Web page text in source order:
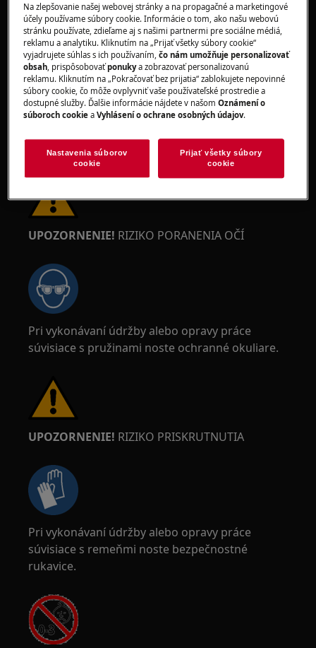
Vždy buďte opatrní pri presúvaní spotrebičov.
Pri ťažkých spotrebičoch je najbezpečnejšie, ak
ich presúvajú dve osoby. Vždy používajte
ochranné rukavice a bezpečnostnú obuv.
ochránili pred porezaním o ostré hrany.
UPOZORNENIE! RIZIKO PORANENIA OČÍ
Pri vykonávaní údržby alebo opravy práce
súvisiace s pružinami noste ochranné okuliare.
UPOZORNENIE! RIZIKO PRISKRUTNUTIA
Pri vykonávaní údržby alebo opravy práce
súvisiace s remeňmi noste bezpečnostné
rukavice.
Na zlepšovanie našej webovej stránky a na propagačné a marketingové
účely používame súbory cookie. Informácie o tom, ako našu webovú
stránku používate, zdieľame aj s našimi partnermi pre sociálne médiá,
reklamu a analytiku. Kliknutím na „Prijať všetky súbory cookie“
vyjadrujete súhlas s ich používaním,čo nám umožňuje personalizovať
obsah , prispôsobovaťponukya zobrazovať personalizovanú
reklamu. Kliknutím na „Pokračovať bez prijatia“ zablokujete nepovinné
súbory cookie, čo môže ovplyvniť vaše používateľské prostredie a
dostupné služby. Ďalšie informácie nájdete v našomOznámení o
súboroch cookie aVyhlásení o ochrane osobných údajov.
Nastavenia súborov
cookie
Prijať všetky súbory
cookie